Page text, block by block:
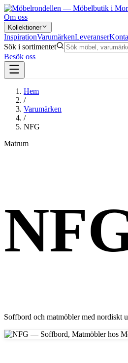
Om oss
Kollektioner
InspirationVarumärkenLeveranser
Sök i sortimentet
Besök oss
Hem
/
Varumärken
/
NFG
Matrum
Soffbord och matmöbler med nordiskt